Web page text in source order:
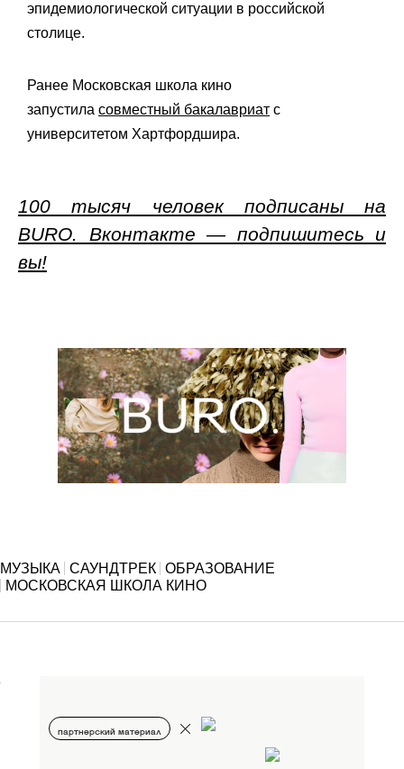
эпидемиологической ситуации в российской
столице.
Ранее Московская школа кино
запустила совместный бакалавриат с
университетом Хартфордшира.
100 тысяч человек подписаны на
BURO. Вконтакте — подпишитесь и
вы!
МУЗЫКА САУНДТРЕК ОБРАЗОВАНИЕ
МОСКОВСКАЯ ШКОЛА КИНО
партнерский материал